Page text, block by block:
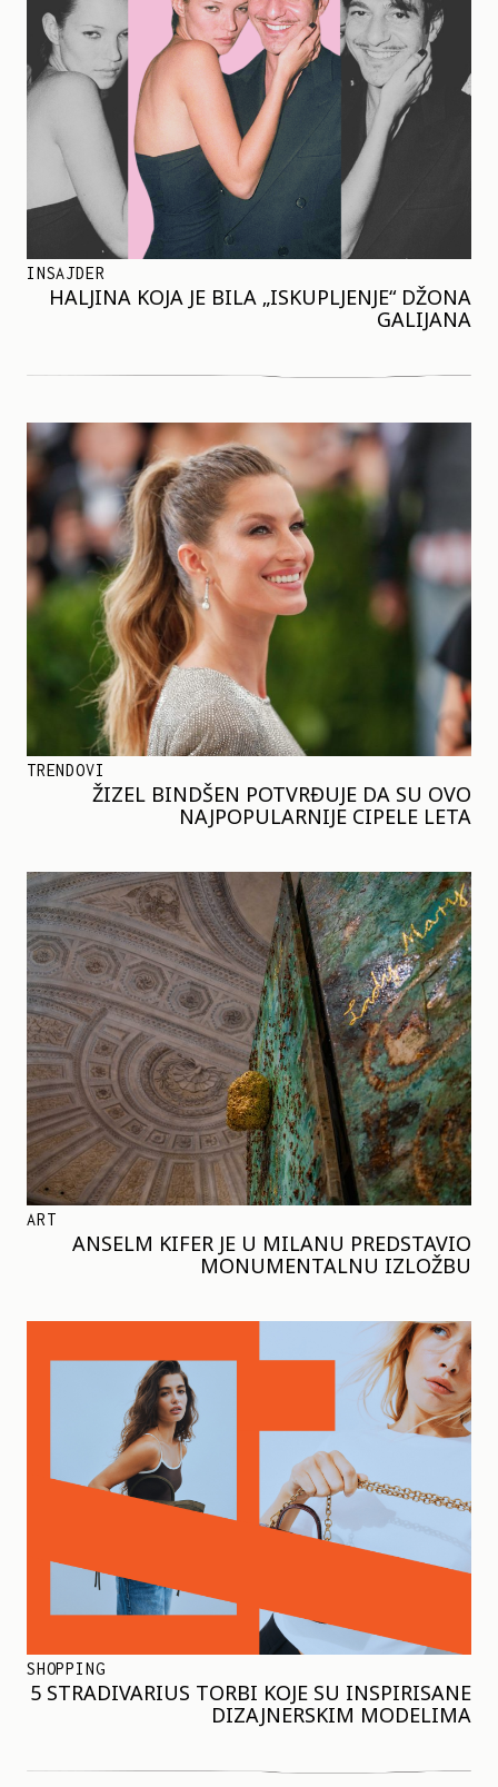
INSAJDER
HALJINA KOJA JE BILA „ISKUPLJENJE“ DŽONA
GALIJANA
TRENDOVI
ŽIZEL BINDŠEN POTVRĐUJE DA SU OVO
NAJPOPULARNIJE CIPELE LETA
ART
ANSELM KIFER JE U MILANU PREDSTAVIO
MONUMENTALNU IZLOŽBU
SHOPPING
5 STRADIVARIUS TORBI KOJE SU INSPIRISANE
DIZAJNERSKIM MODELIMA